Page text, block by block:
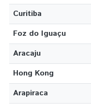
Curitiba
Foz do Iguaçu
Aracaju
Hong Kong
Arapiraca